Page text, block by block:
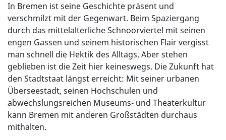
In Bremen ist seine Geschichte präsent und
verschmilzt mit der Gegenwart. Beim Spaziergang
durch das mittelalterliche Schnoorviertel mit seinen
engen Gassen und seinem historischen Flair vergisst
man schnell die Hektik des Alltags. Aber stehen
geblieben ist die Zeit hier keineswegs. Die Zukunft hat
den Stadtstaat längst erreicht: Mit seiner urbanen
Überseestadt, seinen Hochschulen und
abwechslungsreichen Museums- und Theaterkultur
kann Bremen mit anderen Großstädten durchaus
mithalten.